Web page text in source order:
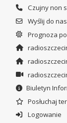
Czujny non
Wyślij do
Prognoza
Biuletyn
Posłuchaj
Logowanie